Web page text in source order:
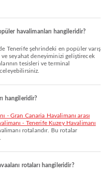
havalimanları hangileridir?
Tenerife şehrindeki en popüler varış
ve seyahat deneyiminizi geliştirecek
tesisleri ve terminal
hangileridir?
- Tenerife Kuzey Havalimanı
rotalarıdır. Bu rotalar
rotaları hangileridir?